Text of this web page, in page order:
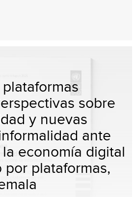
sobre
y nuevas
ante
economía digital
plataformas,